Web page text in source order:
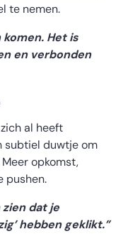
te nemen.
komen. Het is
en verbonden
al heeft
subtiel duwtje om
opkomst,
pushen.
dat je
hebben geklikt.”